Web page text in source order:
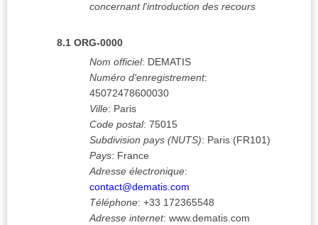
concernant l'introduction des recours
8.1 ORG-0000
Nom officiel: DEMATIS
Numéro d'enregistrement:
45072478600030
Ville: Paris
Code postal: 75015
Subdivision pays (NUTS): Paris (FR101)
Pays: France
Adresse électronique:
contact@dematis.com
Téléphone: +33 172365548
Adresse internet: www.dematis.com